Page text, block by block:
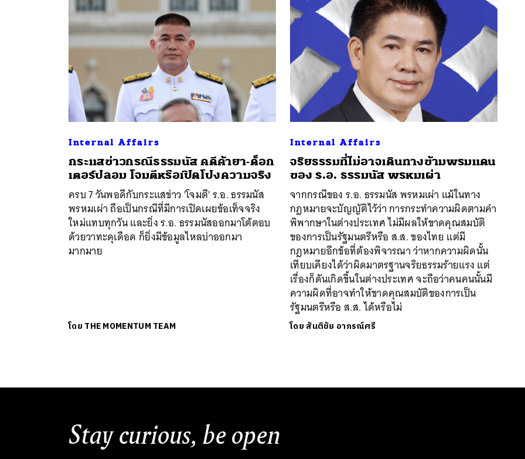
Internal Affairs
กระแสข่าวกรณีธรรมนัส คดีค้ายา-ด็อก
เตอร์ปลอม โจมตีหรือเปิดโปงความจริง
ครบ 7 วันพอดีกับกระแสข่าว 'โจมตี' ร.อ. ธรรมนัส
พรหมเผ่า ถือเป็นกรณีที่มีการเปิดเผยข้อเท็จจริง
ใหม่แทบทุกวัน และยิ่ง ร.อ. ธรรมนัสออกมาโต้ตอบ
ด้วยวาทะดุเดือด ก็ยิ่งมีข้อมูลไหลบ่าออกมา
มากมาย
โดย THE MOMENTUM TEAM
Internal Affairs
จริยธรรมที่ไม่อาจเดินทางข้ามพรมแดน
ของ ร.อ. ธรรมนัส พรหมเผ่า
จากกรณีของ ร.อ. ธรรมนัส พรหมเผ่า แม้ในทาง
กฎหมายจะบัญญัติไว้ว่า การกระทำความผิดตามคำ
พิพากษาในต่างประเทศ ไม่มีผลให้ขาดคุณสมบัติ
ของการเป็นรัฐมนตรีหรือ ส.ส. ของไทย แต่มี
กฎหมายอีกข้อที่ต้องพิจารณา ว่าหากความผิดนั้น
เทียบเคียงได้ว่าผิดมาตรฐานจริยธรรมร้ายแรง แต่
เรื่องก็ดันเกิดขึ้นในต่างประเทศ จะถือว่าคนคนนั้นมี
ความผิดที่อาจทำให้ขาดคุณสมบัติของการเป็น
รัฐมนตรีหรือ ส.ส. ได้หรือไม่
โดย สันติชัย อาภรณ์ศรี
Stay curious, be open